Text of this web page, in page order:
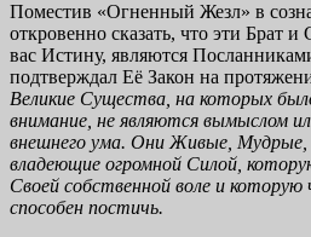
Поместив «Огненный Жезл» в
откровенно сказать, что эти Брат
вас Истину, являются
подтверждал Её Закон на
Великие Существа, на которых
внимание, не являются вымыслом
внешнего ума. Они Живые,
владеющие огромной Силой,
Своей собственной воле и которую
способен постичь.